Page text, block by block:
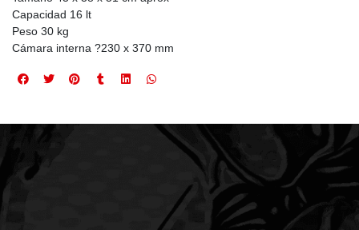
Capacidad 16 lt
Peso 30 kg
Cámara interna ?230 x 370 mm